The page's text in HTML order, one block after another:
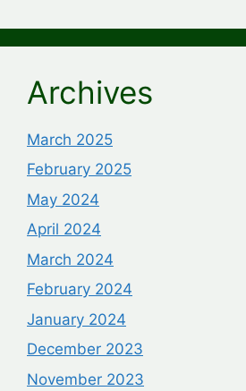
Archives
March 2025
February 2025
May 2024
April 2024
March 2024
February 2024
January 2024
December 2023
November 2023